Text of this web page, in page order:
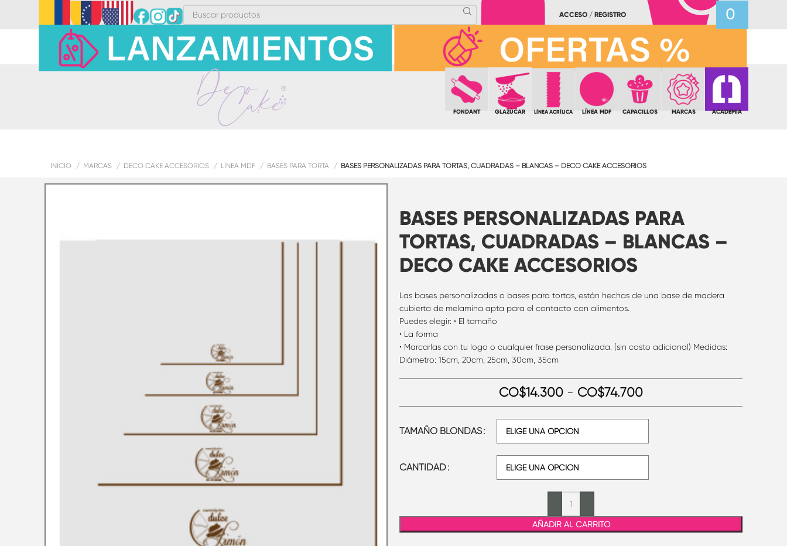
ACCESO / REGISTRO 0
FONDANT GLAZÚCAR LÍNEA ACRÍLICA LÍNEA MDF CAPACILLOS MARCAS ACADEMIA
INICIO MARCAS DECO CAKE ACCESORIOS LÍNEA MDF BASES PARA TORTA BASES PERSONALIZADAS PARA TORTAS, CUADRADAS – BLANCAS – DECO CAKE ACCESORIOS
BASES PERSONALIZADAS PARA
TORTAS, CUADRADAS – BLANCAS –
DECO CAKE ACCESORIOS
Las bases personalizadas o bases para tortas, están hechas de una base de madera
cubierta de melamina apta para el contacto con alimentos.
Puedes elegir: • El tamaño
• La forma
• Marcarlas con tu logo o cualquier frase personalizada. (sin costo adicional) Medidas:
Diámetro: 15cm, 20cm, 25cm, 30cm, 35cm
CO$14.300 - CO$74.700
TAMAÑO BLONDAS
CANTIDAD
AÑADIR AL CARRITO